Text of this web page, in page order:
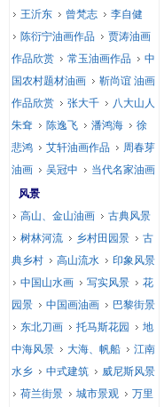
王沂东
曾梵志
李自健
陈衍宁油画作品
贾涛油画
作品欣赏
常玉油画作品
中
国农村题材油画
靳尚谊 油画
作品欣赏
张大千
八大山人
朱耷
陈逸飞 潘鸿海
徐
悲鸿
艾轩油画作品
周春芽
油画
吴冠中
当代名家油画
风景
高山、金山油画
古典风景
树林河流
乡村田园景
古
典乡村
高山流水
印象风景
中国山水画
写实风景
花
园景
中国画油画
巴黎街景
东北刀画
托马斯花园
地
中海风景
大海、帆船
江南
水乡
中式建筑
威尼斯风景
荷兰街景
城市景观
万里